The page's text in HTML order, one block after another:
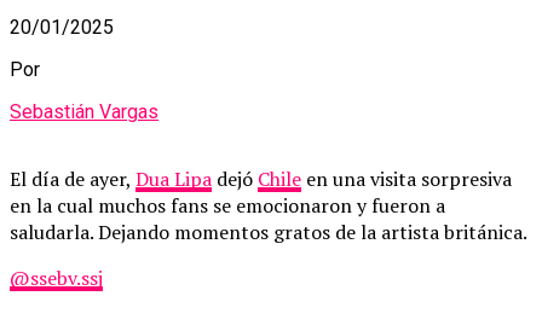
20/01/2025
Por
Sebastián Vargas
El día de ayer, Dua Lipa dejó Chile en una visita sorpresiva
en la cual muchos fans se emocionaron y fueron a
saludarla. Dejando momentos gratos de la artista británica.
@ssebv.ssj